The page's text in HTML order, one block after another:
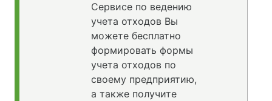
Сервисе по ведению
учета отходов Вы
можете бесплатно
формировать формы
учета отходов по
своему предприятию,
а также получите